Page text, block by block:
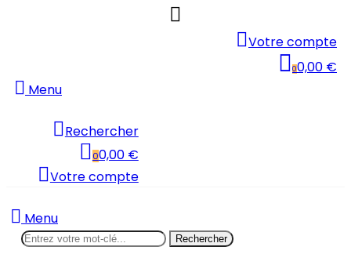
Votre compte
00,00 €
Menu
Rechercher
00,00 €
Votre compte
Menu
Rechercher